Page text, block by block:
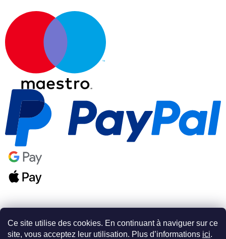
Ce site utilise des cookies. En continuant à naviguer sur ce
site, vous acceptez leur utilisation. Plus d’informations ici.
Créé par Shoptet Premium